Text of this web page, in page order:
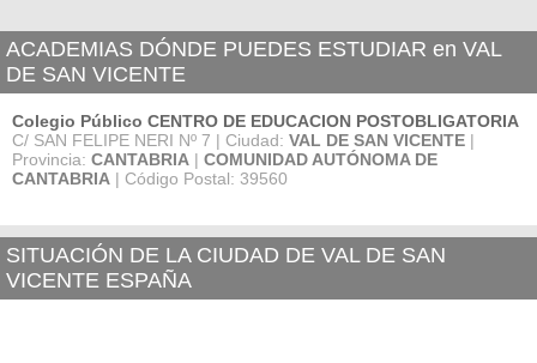
ACADEMIAS DÓNDE PUEDES ESTUDIAR en VAL
DE SAN VICENTE
Colegio Público CENTRO DE EDUCACION POSTOBLIGATORIA
C/ SAN FELIPE NERI Nº 7 | Ciudad: VAL DE SAN VICENTE |
Provincia: CANTABRIA | COMUNIDAD AUTÓNOMA DE
CANTABRIA | Código Postal: 39560
SITUACIÓN DE LA CIUDAD DE VAL DE SAN
VICENTE ESPAÑA